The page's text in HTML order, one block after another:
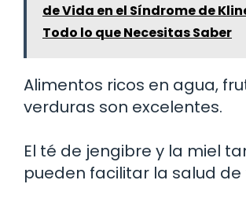
de Vida en el Síndrome de
Todo lo que Necesitas Saber
Alimentos ricos en agua,
verduras son excelentes.
El té de jengibre y la miel
pueden facilitar la salud de